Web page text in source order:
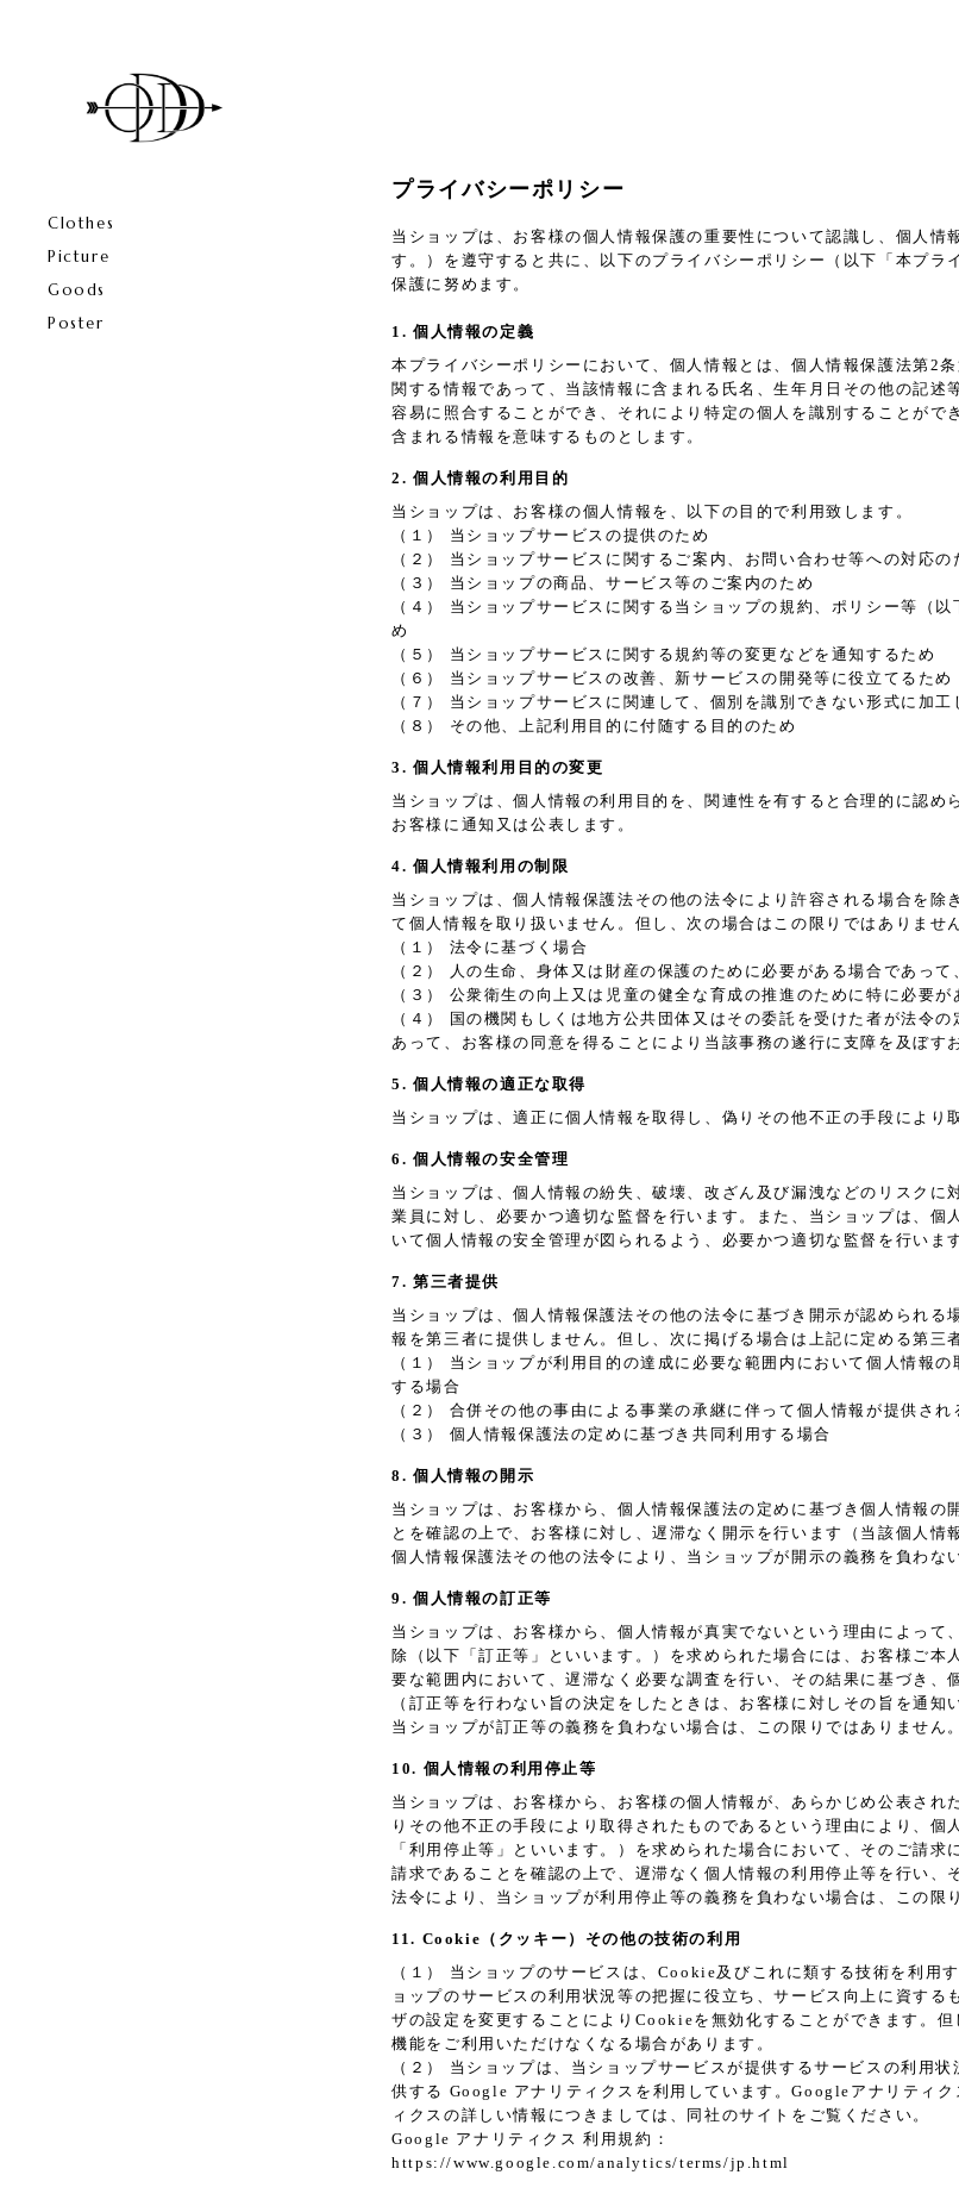
Clothes
Picture
Goods
Poster
プライバシーポリシー
当ショップは、お客様の個人情報保護の重要性について認識し、個人情
す。）を遵守すると共に、以下のプライバシーポリシー（以下「本プ
保護に努めます。
1. 個人情報の定義
本プライバシーポリシーにおいて、個人情報とは、個人情報保護法第2
関する情報であって、当該情報に含まれる氏名、生年月日その他の記
容易に照合することができ、それにより特定の個人を識別することが
含まれる情報を意味するものとします。
2. 個人情報の利用目的
当ショップは、お客様の個人情報を、以下の目的で利用致します。
（１） 当ショップサービスの提供のため
（２） 当ショップサービスに関するご案内、お問い合わせ等への対応の
（３） 当ショップの商品、サービス等のご案内のため
（４） 当ショップサービスに関する当ショップの規約、ポリシー等（
め
（５） 当ショップサービスに関する規約等の変更などを通知するため
（６） 当ショップサービスの改善、新サービスの開発等に役立てるため
（７） 当ショップサービスに関連して、個別を識別できない形式に加
（８） その他、上記利用目的に付随する目的のため
3. 個人情報利用目的の変更
当ショップは、個人情報の利用目的を、関連性を有すると合理的に認
お客様に通知又は公表します。
4. 個人情報利用の制限
当ショップは、個人情報保護法その他の法令により許容される場合を
て個人情報を取り扱いません。但し、次の場合はこの限りではありませ
（１） 法令に基づく場合
（２） 人の生命、身体又は財産の保護のために必要がある場合であっ
（３） 公衆衛生の向上又は児童の健全な育成の推進のために特に必要
（４） 国の機関もしくは地方公共団体又はその委託を受けた者が法令
あって、お客様の同意を得ることにより当該事務の遂行に支障を及ぼす
5. 個人情報の適正な取得
当ショップは、適正に個人情報を取得し、偽りその他不正の手段により
6. 個人情報の安全管理
当ショップは、個人情報の紛失、破壊、改ざん及び漏洩などのリスク
業員に対し、必要かつ適切な監督を行います。また、当ショップは、
いて個人情報の安全管理が図られるよう、必要かつ適切な監督を行いま
7. 第三者提供
当ショップは、個人情報保護法その他の法令に基づき開示が認められ
報を第三者に提供しません。但し、次に掲げる場合は上記に定める第三
（１） 当ショップが利用目的の達成に必要な範囲内において個人情報
する場合
（２） 合併その他の事由による事業の承継に伴って個人情報が提供され
（３） 個人情報保護法の定めに基づき共同利用する場合
8. 個人情報の開示
当ショップは、お客様から、個人情報保護法の定めに基づき個人情報
とを確認の上で、お客様に対し、遅滞なく開示を行います（当該個人情
個人情報保護法その他の法令により、当ショップが開示の義務を負わな
9. 個人情報の訂正等
当ショップは、お客様から、個人情報が真実でないという理由によっ
除（以下「訂正等」といいます。）を求められた場合には、お客様ご
要な範囲内において、遅滞なく必要な調査を行い、その結果に基づき
（訂正等を行わない旨の決定をしたときは、お客様に対しその旨を通
当ショップが訂正等の義務を負わない場合は、この限りではありません。
10. 個人情報の利用停止等
当ショップは、お客様から、お客様の個人情報が、あらかじめ公表さ
りその他不正の手段により取得されたものであるという理由により、
「利用停止等」といいます。）を求められた場合において、そのご請
請求であることを確認の上で、遅滞なく個人情報の利用停止等を行い
法令により、当ショップが利用停止等の義務を負わない場合は、この限
11. Cookie（クッキー）その他の技術の利用
（１） 当ショップのサービスは、Cookie及びこれに類する技術を利用
ョップのサービスの利用状況等の把握に役立ち、サービス向上に資す
ザの設定を変更することによりCookieを無効化することができます。
機能をご利用いただけなくなる場合があります。
（２） 当ショップは、当ショップサービスが提供するサービスの利用
供する Google アナリティクスを利用しています。Googleアナリティ
ィクスの詳しい情報につきましては、同社のサイトをご覧ください。
Google アナリティクス 利用規約：
https://www.google.com/analytics/terms/jp.html